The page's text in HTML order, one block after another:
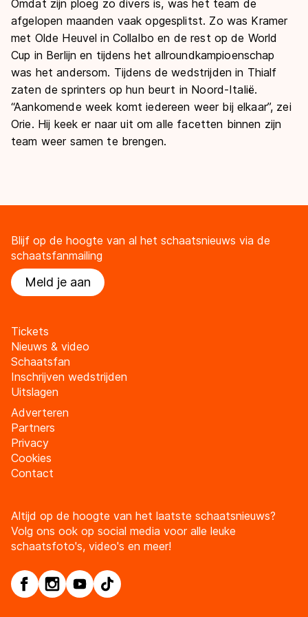
Omdat zijn ploeg zo divers is, was het team de
afgelopen maanden vaak opgesplitst. Zo was Kramer
met Olde Heuvel in Collalbo en de rest op de World
Cup in Berlijn en tijdens het allroundkampioenschap
was het andersom. Tijdens de wedstrijden in Thialf
zaten de sprinters op hun beurt in Noord-Italië.
“Aankomende week komt iedereen weer bij elkaar”, zei
Orie. Hij keek er naar uit om alle facetten binnen zijn
team weer samen te brengen.
Blijf op de hoogte van al het schaatsnieuws via de
schaatsfanmailing
Meld je aan
Tickets
Nieuws & video
Schaatsfan
Inschrijven wedstrijden
Uitslagen
Adverteren
Partners
Privacy
Cookies
Contact
Altijd op de hoogte van het laatste schaatsnieuws?
Volg ons ook op social media voor alle leuke
schaatsfoto's, video's en meer!